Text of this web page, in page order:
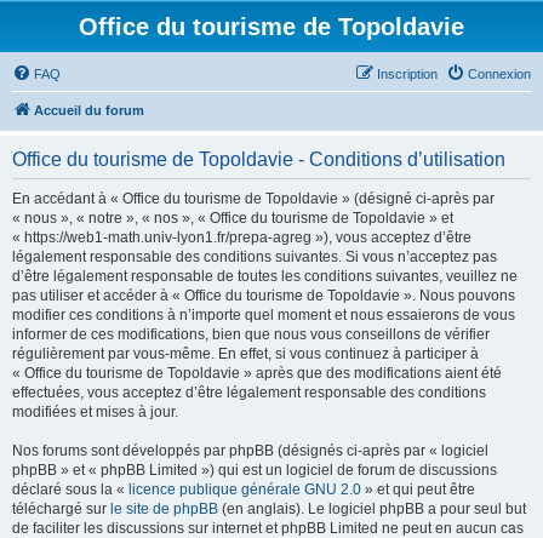
Office du tourisme de Topoldavie
FAQ Connexion
Inscription
Accueil du forum
Office du tourisme de Topoldavie - Conditions d’utilisation
En accédant à « Office du tourisme de Topoldavie » (désigné ci-après par
« nous », « notre », « nos », « Office du tourisme de Topoldavie » et
« https://web1-math.univ-lyon1.fr/prepa-agreg »), vous acceptez d’être
légalement responsable des conditions suivantes. Si vous n’acceptez pas
d’être légalement responsable de toutes les conditions suivantes, veuillez ne
pas utiliser et accéder à « Office du tourisme de Topoldavie ». Nous pouvons
modifier ces conditions à n’importe quel moment et nous essaierons de vous
informer de ces modifications, bien que nous vous conseillons de vérifier
régulièrement par vous-même. En effet, si vous continuez à participer à
« Office du tourisme de Topoldavie » après que des modifications aient été
effectuées, vous acceptez d’être légalement responsable des conditions
modifiées et mises à jour.
Nos forums sont développés par phpBB (désignés ci-après par « logiciel
phpBB » et « phpBB Limited ») qui est un logiciel de forum de discussions
déclaré sous la « licence publique générale GNU 2.0 » et qui peut être
téléchargé sur le site de phpBB (en anglais). Le logiciel phpBB a pour seul but
de faciliter les discussions sur internet et phpBB Limited ne peut en aucun cas